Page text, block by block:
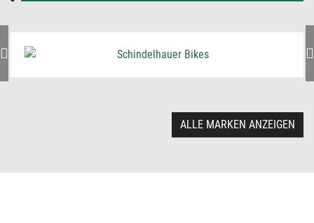
ALLE MARKEN ANZEIGEN